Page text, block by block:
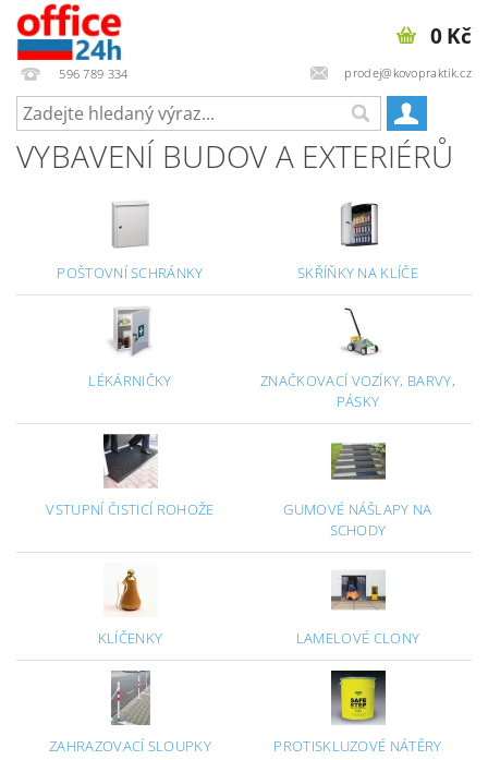
596 789 334 prodej@kovopraktik.cz
0 Kč
VYBAVENÍ BUDOV A EXTERIÉRŮ
POŠTOVNÍ SCHRÁNKY SKŘÍŇKY NA KLÍČE
LÉKÁRNIČKY
ZNAČKOVACÍ VOZÍKY, BARVY,
PÁSKY
VSTUPNÍ ČISTICÍ ROHOŽE
GUMOVÉ NÁŠLAPY NA
SCHODY
KLÍČENKY LAMELOVÉ CLONY
ZAHRAZOVACÍ SLOUPKY PROTISKLUZOVÉ NÁTĚRY